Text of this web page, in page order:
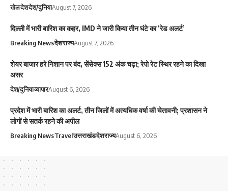
खेलदेशदेश/दुनियाAugust 7, 2026
दिल्ली में भारी बारिश का कहर, IMD ने जारी किया तीन घंटे का ‘रेड अलर्ट’
Breaking Newsदेशराज्यAugust 7, 2026
शेयर बाजार हरे निशान पर बंद, सेंसेक्स 152 अंक चढ़ा; रेपो रेट स्थिर रहने का दिखा
असर
देश/दुनियाव्यापारAugust 6, 2026
प्रदेश में भारी बारिश का अलर्ट, तीन जिलों में अत्यधिक वर्षा की चेतावनी; प्रशासन ने
लोगों से सतर्क रहने की अपील
Breaking NewsTravelउत्तराखंडदेशराज्यAugust 6, 2026